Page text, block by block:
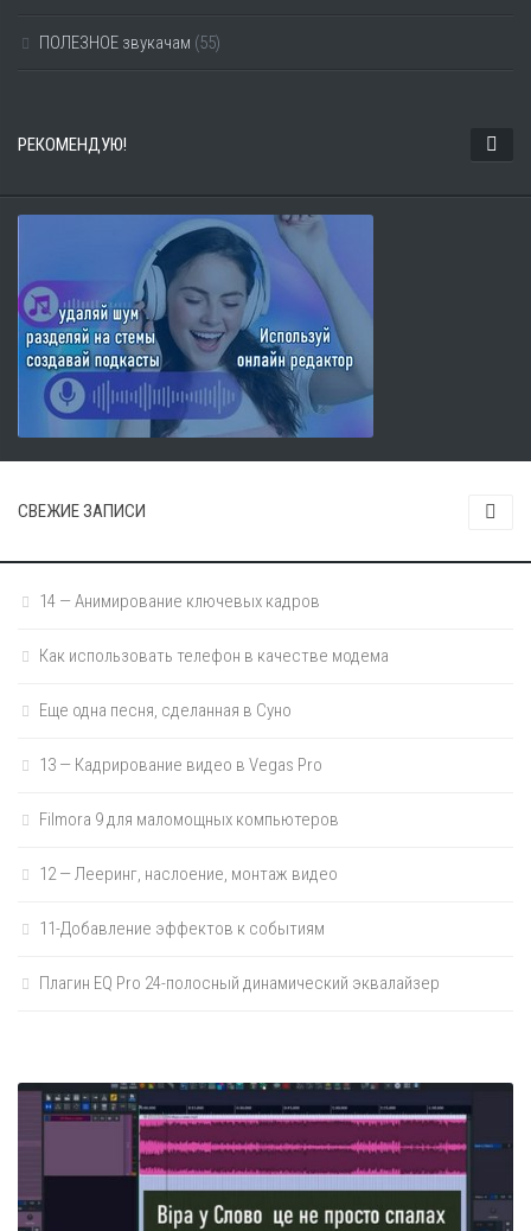
ПОЛЕЗНОЕ звукачам (55)
РЕКОМЕНДУЮ!
СВЕЖИЕ ЗАПИСИ
14 — Анимирование ключевых кадров
Как использовать телефон в качестве модема
Еще одна песня, сделанная в Суно
13 — Кадрирование видео в Vegas Pro
Filmora 9 для маломощных компьютеров
12 — Лееринг, наслоение, монтаж видео
11-Добавление эффектов к событиям
Плагин EQ Pro 24-полосный динамический эквалайзер